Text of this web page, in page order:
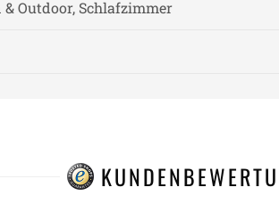
Outdoor, Schlafzimmer